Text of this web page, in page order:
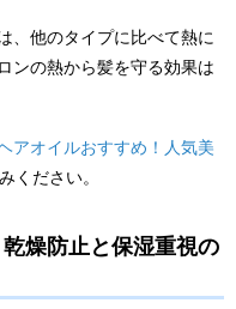
、他のタイプに比べて熱に
ンの熱から髪を守る効果は
アオイルおすすめ！人気美
ください。
燥防止と保湿重視の